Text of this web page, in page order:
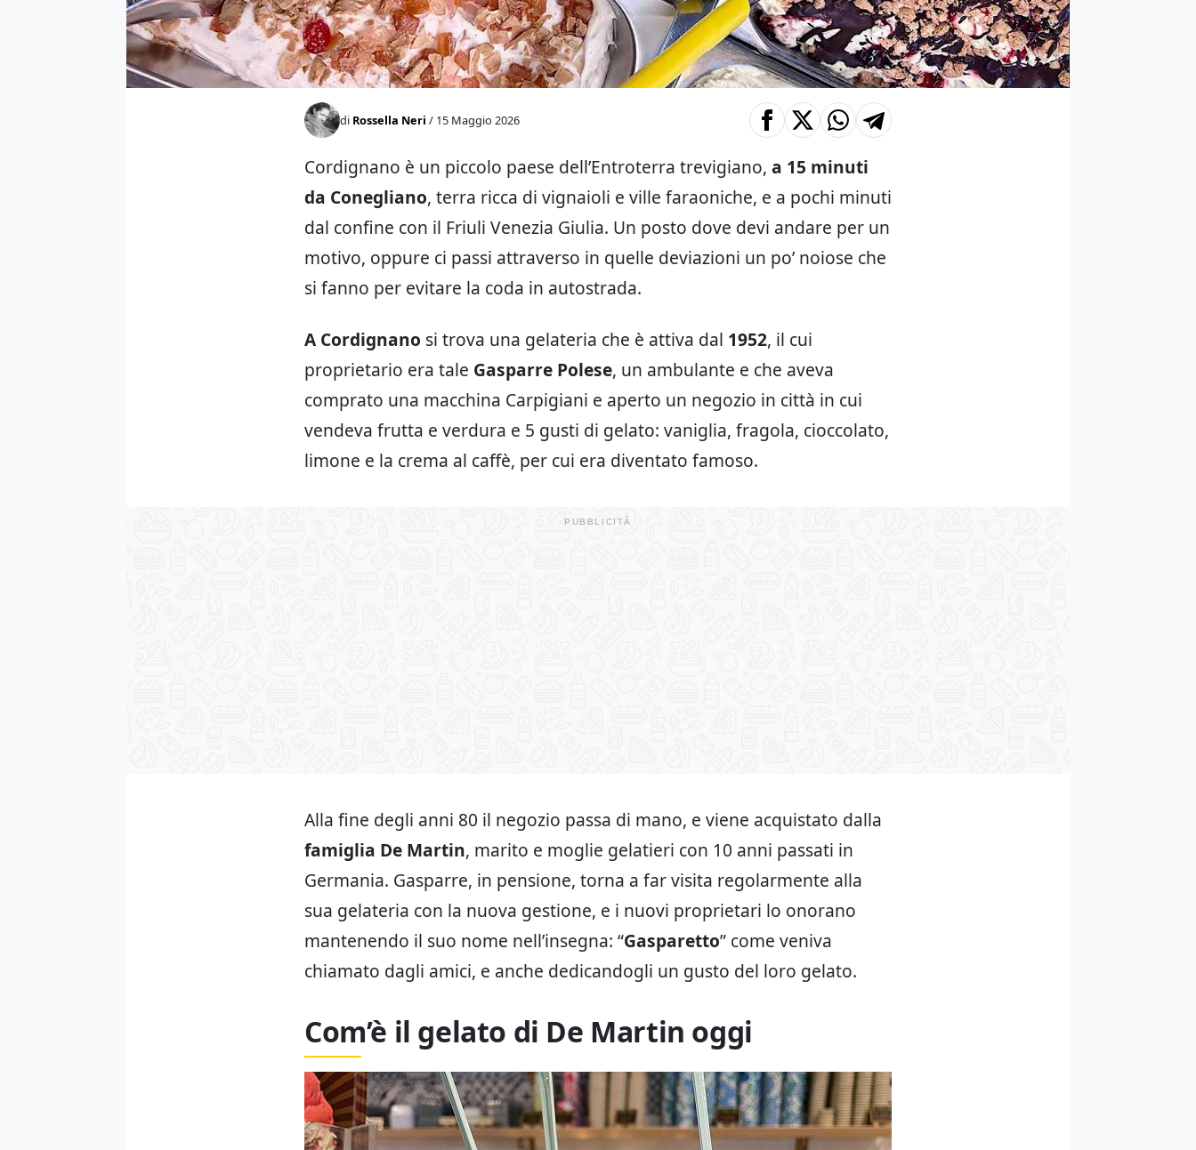
di Rossella Neri / 15 Maggio 2026
Cordignano è un piccolo paese dell’Entroterra trevigiano, a 15 minuti
da Conegliano, terra ricca di vignaioli e ville faraoniche, e a pochi minuti
dal confine con il Friuli Venezia Giulia. Un posto dove devi andare per un
motivo, oppure ci passi attraverso in quelle deviazioni un po’ noiose che
si fanno per evitare la coda in autostrada.
A Cordignano si trova una gelateria che è attiva dal 1952, il cui
proprietario era tale Gasparre Polese, un ambulante e che aveva
comprato una macchina Carpigiani e aperto un negozio in città in cui
vendeva frutta e verdura e 5 gusti di gelato: vaniglia, fragola, cioccolato,
limone e la crema al caffè, per cui era diventato famoso.
Alla fine degli anni 80 il negozio passa di mano, e viene acquistato dalla
famiglia De Martin, marito e moglie gelatieri con 10 anni passati in
Germania. Gasparre, in pensione, torna a far visita regolarmente alla
sua gelateria con la nuova gestione, e i nuovi proprietari lo onorano
mantenendo il suo nome nell’insegna: “Gasparetto” come veniva
chiamato dagli amici, e anche dedicandogli un gusto del loro gelato.
Com’è il gelato di De Martin oggi